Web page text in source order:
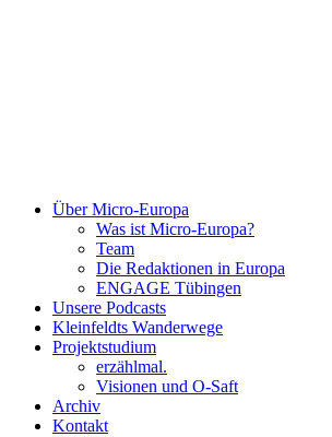
Über Micro-Europa
Was ist Micro-Europa?
Team
Die Redaktionen in Europa
ENGAGE Tübingen
Unsere Podcasts
Kleinfeldts Wanderwege
Projektstudium
erzählmal.
Visionen und O-Saft
Archiv
Kontakt